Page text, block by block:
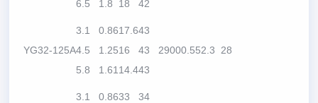
6.5
1.8
18
42
YG32-125A
3.1
4.5
5.8
0.86
1.25
1.61
17.6
16
14.4
43
43
43
29000.552.3 28
3.1
0.8633
34